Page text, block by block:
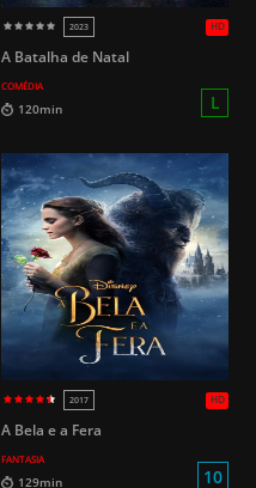
HD
14
2013
A Batalha de Natal
COMÉDIA
A Bela e a Fera
FANTASIA